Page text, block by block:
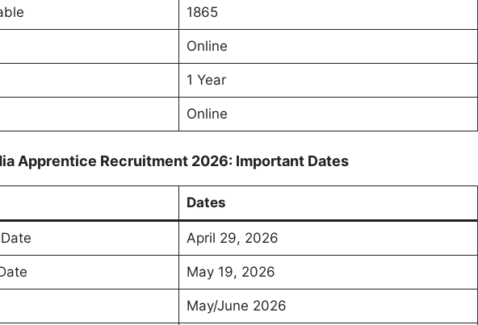
1865
Online
1 Year
Online
Apprentice Recruitment 2026: Important Dates
Dates
April 29, 2026
May 19, 2026
May/June 2026